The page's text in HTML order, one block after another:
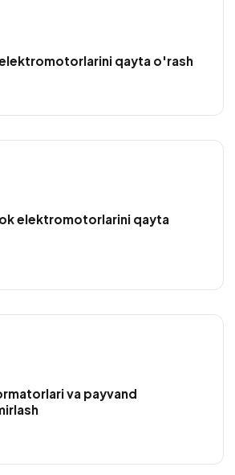
qayta o'rash
elektromotorlarini qayta
va payvand